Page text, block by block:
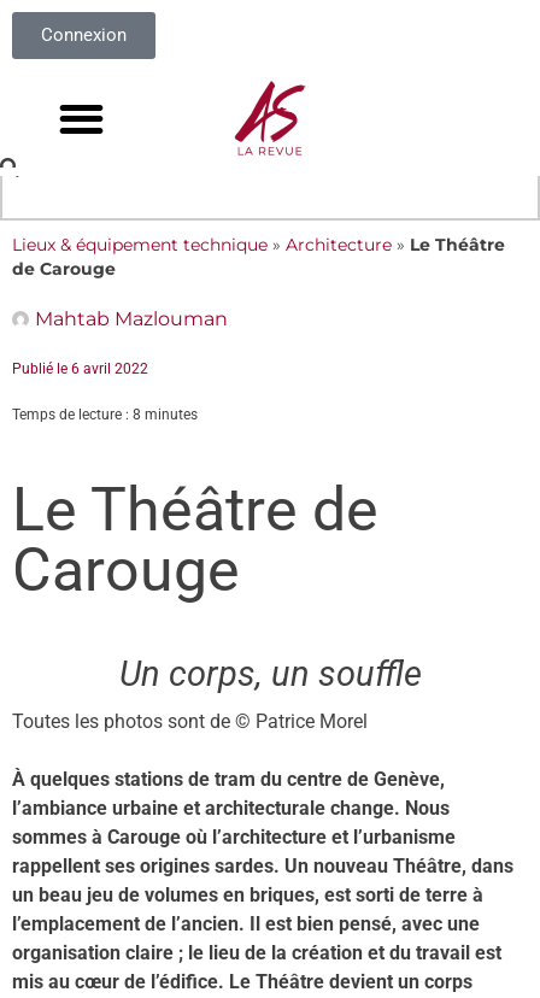
Connexion
Lieux & équipement technique » Architecture » Le Théâtre
de Carouge
Mahtab Mazlouman
Publié le 6 avril 2022
Temps de lecture : 8 minutes
Le Théâtre de
Carouge
Un corps, un souffle
Toutes les photos sont de © Patrice Morel
À quelques stations de tram du centre de Genève,
l’ambiance urbaine et architecturale change. Nous
sommes à Carouge où l’architecture et l’urbanisme
rappellent ses origines sardes. Un nouveau Théâtre, dans
un beau jeu de volumes en briques, est sorti de terre à
l’emplacement de l’ancien. Il est bien pensé, avec une
organisation claire ; le lieu de la création et du travail est
mis au cœur de l’édifice. Le Théâtre devient un corps